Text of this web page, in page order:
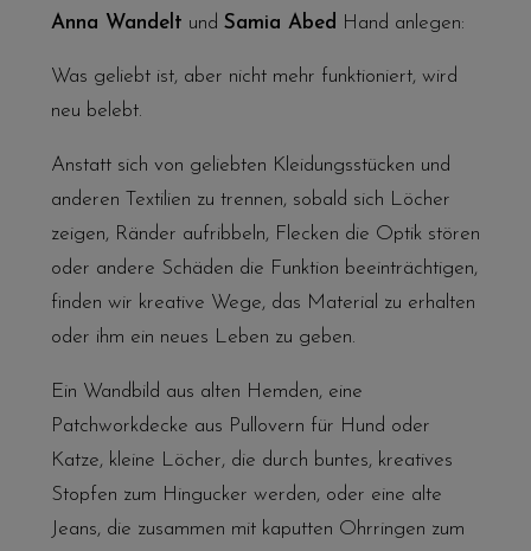
Anna Wandelt und Samia Abed Hand anlegen:
Was geliebt ist, aber nicht mehr funktioniert, wird
neu belebt.
Anstatt sich von geliebten Kleidungsstücken und
anderen Textilien zu trennen, sobald sich Löcher
zeigen, Ränder aufribbeln, Flecken die Optik stören
oder andere Schäden die Funktion beeinträchtigen,
finden wir kreative Wege, das Material zu erhalten
oder ihm ein neues Leben zu geben.
Ein Wandbild aus alten Hemden, eine
Patchworkdecke aus Pullovern für Hund oder
Katze, kleine Löcher, die durch buntes, kreatives
Stopfen zum Hingucker werden, oder eine alte
Jeans, die zusammen mit kaputten Ohrringen zum